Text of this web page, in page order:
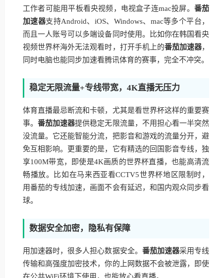
工作者可能用平板看央视频，电视盒子连mac投屏。 番茄
加速器支持Android、iOS、Windows、mac等多个平台，
而且一人账号可以多端设备同时使用。比如你在韩国看央
视频世界杯海外无法观看时，打开手机上的番茄加速器，
同时电脑也能同步加速看腾讯体育的赛事，完全不冲突。
稳定无限流量+专线带宽，4K直播无压力
体育直播最忌断流和卡顿，尤其是看世界杯这样的重要赛
事。番茄加速器提供稳定无限流量，不用担心看一半突然
没流量。它还能智能分流，把影音和游戏的流量分开，避
免互相影响。更重要的是，它有精选的回国影音专线，独
享100M带宽，即使是4K画质的世界杯直播，也能高清流
畅播放。比如在马来西亚看CCTV5世界杯地区限制时，
用番茄的专线加速，画面不会有延迟，和国内观众同步看
球。
数据安全加密，隐私有保障
用加速器时，很多人担心数据安全。 番茄加速器采用专线
传输和高强度加密技术，你的上网数据不会被泄露，即使